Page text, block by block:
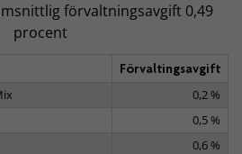
förvaltningsavgift 0,49
procent
Förvaltingsavgift
0,2 %
0,5 %
0,6 %